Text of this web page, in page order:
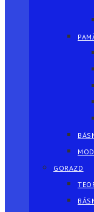
GORAZD